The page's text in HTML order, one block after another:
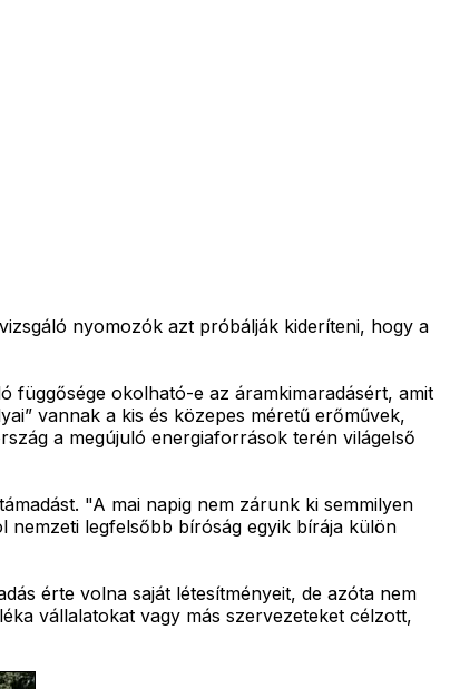
nyomozók azt próbálják kideríteni, hogy a
függősége okolható-e az áramkimaradásért, amit
vannak a kis és közepes méretű erőművek,
a megújuló energiaforrások terén világelső
"A mai napig nem zárunk ki semmilyen
nemzeti legfelsőbb bíróság egyik bírája külön
érte volna saját létesítményeit, de azóta nem
vállalatokat vagy más szervezeteket célzott,